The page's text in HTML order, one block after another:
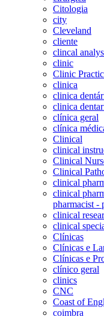
Citologia
city
Cleveland
cliente
clincal
clinic
Clinic
clinica
clinica
clinica
clínica geral
clínica
Clinical
clinical
Clinical
Clinical
clinical
clinical
pharmacist -
clinical
clinical
Clínicas
Clínicas e
Clínicas e
clínico geral
clinics
CNC
Coast of
coimbra